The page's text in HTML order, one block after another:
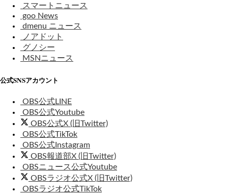
スマートニュース
goo News
dmenu ニュース
ノアドット
グノシー
MSNニュース
公式SNSアカウント
OBS公式LINE
OBS公式Youtube
OBS公式X (旧Twitter)
OBS公式TikTok
OBS公式Instagram
OBS報道部X (旧Twitter)
OBSニュース公式Youtube
OBSラジオ公式X (旧Twitter)
OBSラジオ公式TikTok